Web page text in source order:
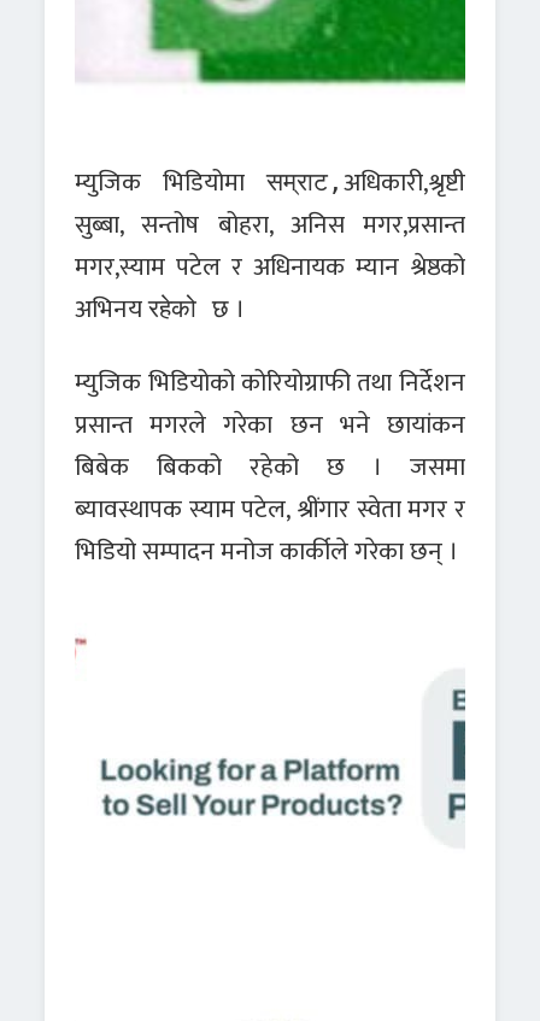
म्युजिक भिडियोमासम्राट, अधिकारी,श्रृष्टी
सुब्बा, सन्तोष बोहरा, अनिस मगर,प्रसान्त
मगर,स्याम पटेल र अधिनायक म्यान श्रेष्ठको
अभिनयरहेको छ ।
म्युजिक भिडियोको कोरियोग्राफी तथा निर्देशन
प्रसान्त मगरले गरेका छन भने छायांकन
बिबेक बिकको रहेको छ । जसमा
ब्यावस्थापक स्याम पटेल, श्रींगार स्वेता मगर र
भिडियो सम्पादन मनोज कार्कीले गरेका छन् ।